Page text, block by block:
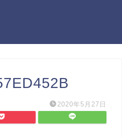
2020年5月27日